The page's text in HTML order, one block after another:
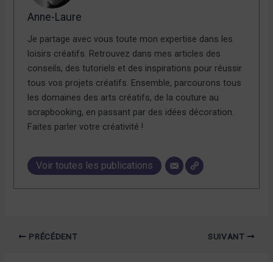
Anne-Laure
Je partage avec vous toute mon expertise dans les
loisirs créatifs. Retrouvez dans mes articles des
conseils, des tutoriels et des inspirations pour réussir
tous vos projets créatifs. Ensemble, parcourons tous
les domaines des arts créatifs, de la couture au
scrapbooking, en passant par des idées décoration.
Faites parler votre créativité !
Voir toutes les publications
PRÉCÉDENT SUIVANT